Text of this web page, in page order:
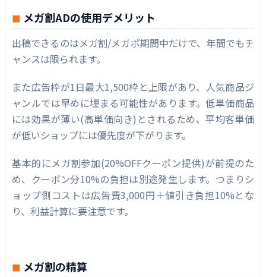
メガ割ADの使用デメリット
出稿できるのはメガ割/メガポ期間中だけで、年間でもチ
ャンスは限られます。
また広告枠が1日最大1,500枠と上限があり、人気商品ジ
ャンルでは早めに埋まる可能性があります。低単価商品
には効果が薄い(高単価向き)とされるため、平均客単価
が低いショップには優先度が下がります。
基本的にメガ割参加(20%OFFクーポン提供)が前提のた
め、クーポン分10%の負担は別途発生します。つまりシ
ョップ側コストは広告費3,000円＋値引き負担10%とな
り、利益計算に要注意です。
メガ割の精算